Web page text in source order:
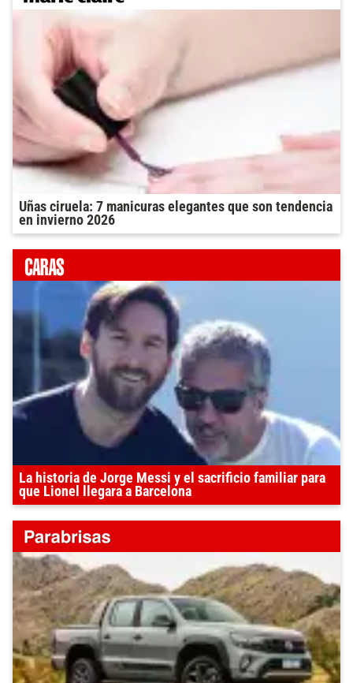
Uñas ciruela: 7 manicuras elegantes que son tendencia
en invierno 2026
La historia de Jorge Messi y el sacrificio familiar para
que Lionel llegara a Barcelona